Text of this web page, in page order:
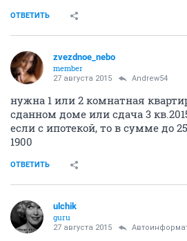
ОТВЕТИТЬ
zvezdnoe_nebo
member
27 августа 2015 Andrew54
нужна 1 или 2 комнатная
сданном доме или сдача 3
если с ипотекой, то в сумме до
1900
ОТВЕТИТЬ
ulchik
guru
27 августа 2015